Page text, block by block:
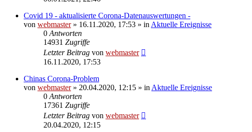
Covid 19 - aktualisierte Corona-Datenauswertungen -
von webmaster» 16.11.2020, 17:53 » in Aktuelle Ereignisse
0 Antworten
14931 Zugriffe
Letzter Beitrag von webmaster
16.11.2020, 17:53
Chinas Corona-Problem
von webmaster» 20.04.2020, 12:15 » in Aktuelle Ereignisse
0 Antworten
17361 Zugriffe
Letzter Beitrag von webmaster
20.04.2020, 12:15